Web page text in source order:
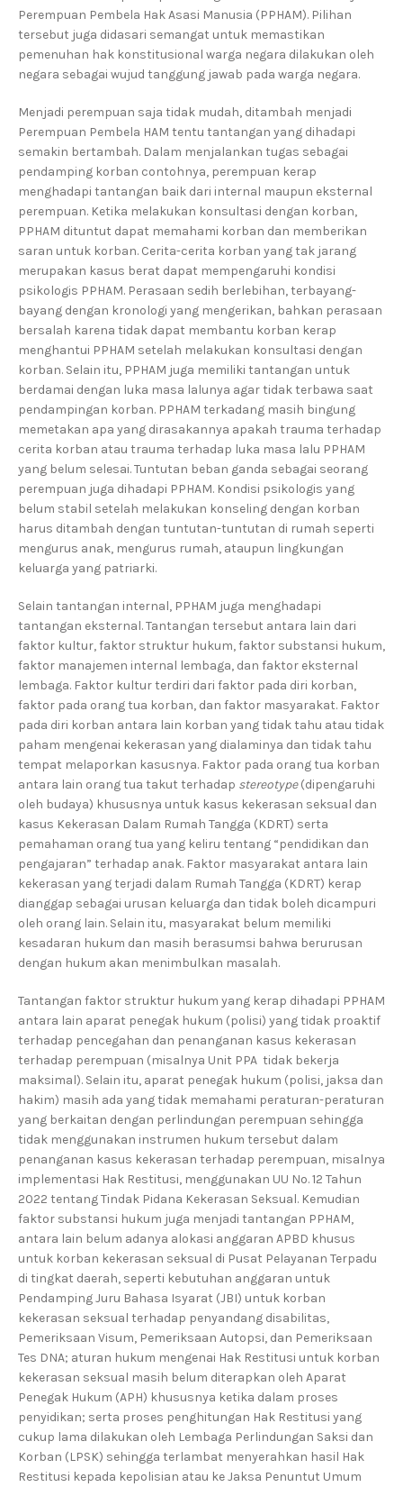
Perempuan Pembela Hak Asasi Manusia (PPHAM). Pilihan
tersebut juga didasari semangat untuk memastikan
pemenuhan hak konstitusional warga negara dilakukan oleh
negara sebagai wujud tanggung jawab pada warga negara.
Menjadi perempuan saja tidak mudah, ditambah menjadi
Perempuan Pembela HAM tentu tantangan yang dihadapi
semakin bertambah. Dalam menjalankan tugas sebagai
pendamping korban contohnya, perempuan kerap
menghadapi tantangan baik dari internal maupun eksternal
perempuan. Ketika melakukan konsultasi dengan korban,
PPHAM dituntut dapat memahami korban dan memberikan
saran untuk korban. Cerita-cerita korban yang tak jarang
merupakan kasus berat dapat mempengaruhi kondisi
psikologis PPHAM. Perasaan sedih berlebihan, terbayang-
bayang dengan kronologi yang mengerikan, bahkan perasaan
bersalah karena tidak dapat membantu korban kerap
menghantui PPHAM setelah melakukan konsultasi dengan
korban. Selain itu, PPHAM juga memiliki tantangan untuk
berdamai dengan luka masa lalunya agar tidak terbawa saat
pendampingan korban. PPHAM terkadang masih bingung
memetakan apa yang dirasakannya apakah trauma terhadap
cerita korban atau trauma terhadap luka masa lalu PPHAM
yang belum selesai. Tuntutan beban ganda sebagai seorang
perempuan juga dihadapi PPHAM. Kondisi psikologis yang
belum stabil setelah melakukan konseling dengan korban
harus ditambah dengan tuntutan-tuntutan di rumah seperti
mengurus anak, mengurus rumah, ataupun lingkungan
keluarga yang patriarki.
Selain tantangan internal, PPHAM juga menghadapi
tantangan eksternal. Tantangan tersebut antara lain dari
faktor kultur, faktor struktur hukum, faktor substansi hukum,
faktor manajemen internal lembaga, dan faktor eksternal
lembaga. Faktor kultur terdiri dari faktor pada diri korban,
faktor pada orang tua korban, dan faktor masyarakat. Faktor
pada diri korban antara lain korban yang tidak tahu atau tidak
paham mengenai kekerasan yang dialaminya dan tidak tahu
tempat melaporkan kasusnya. Faktor pada orang tua korban
antara lain orang tua takut terhadap stereotype(dipengaruhi
oleh budaya) khususnya untuk kasus kekerasan seksual dan
kasus Kekerasan Dalam Rumah Tangga (KDRT) serta
pemahaman orang tua yang keliru tentang “pendidikan dan
pengajaran” terhadap anak. Faktor masyarakat antara lain
kekerasan yang terjadi dalam Rumah Tangga (KDRT) kerap
dianggap sebagai urusan keluarga dan tidak boleh dicampuri
oleh orang lain. Selain itu, masyarakat belum memiliki
kesadaran hukum dan masih berasumsi bahwa berurusan
dengan hukum akan menimbulkan masalah.
Tantangan faktor struktur hukum yang kerap dihadapi PPHAM
antara lain aparat penegak hukum (polisi) yang tidak proaktif
terhadap pencegahan dan penanganan kasus kekerasan
terhadap perempuan (misalnya Unit PPA tidak bekerja
maksimal). Selain itu, aparat penegak hukum (polisi, jaksa dan
hakim) masih ada yang tidak memahami peraturan-peraturan
yang berkaitan dengan perlindungan perempuan sehingga
tidak menggunakan instrumen hukum tersebut dalam
penanganan kasus kekerasan terhadap perempuan, misalnya
implementasi Hak Restitusi, menggunakan UU No. 12 Tahun
2022 tentang Tindak Pidana Kekerasan Seksual. Kemudian
faktor substansi hukum juga menjadi tantangan PPHAM,
antara lain belum adanya alokasi anggaran APBD khusus
untuk korban kekerasan seksual di Pusat Pelayanan Terpadu
di tingkat daerah, seperti kebutuhan anggaran untuk
Pendamping Juru Bahasa Isyarat (JBI) untuk korban
kekerasan seksual terhadap penyandang disabilitas,
Pemeriksaan Visum, Pemeriksaan Autopsi, dan Pemeriksaan
Tes DNA; aturan hukum mengenai Hak Restitusi untuk korban
kekerasan seksual masih belum diterapkan oleh Aparat
Penegak Hukum (APH) khususnya ketika dalam proses
penyidikan; serta proses penghitungan Hak Restitusi yang
cukup lama dilakukan oleh Lembaga Perlindungan Saksi dan
Korban (LPSK) sehingga terlambat menyerahkan hasil Hak
Restitusi kepada kepolisian atau ke Jaksa Penuntut Umum